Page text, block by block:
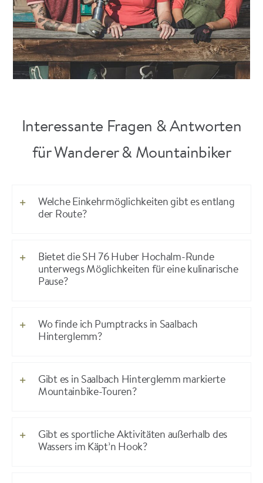
Interessante Fragen & Antworten
für Wanderer & Mountainbiker
Welche Einkehrmöglichkeiten gibt es entlang
der Route?
Bietet die SH 76 Huber Hochalm-Runde
unterwegs Möglichkeiten für eine kulinarische
Pause?
Wo finde ich Pumptracks in Saalbach
Hinterglemm?
Gibt es in Saalbach Hinterglemm markierte
Mountainbike-Touren?
Gibt es sportliche Aktivitäten außerhalb des
Wassers im Käpt’n Hook?